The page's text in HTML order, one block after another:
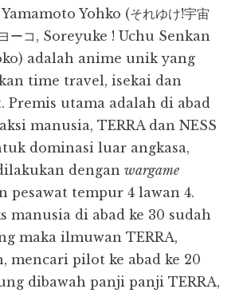
Yohko (それゆけ!宇宙
ヨーコ, Soreyuke ! Uchu Senkan
adalah anime unik yang
time travel, isekai dan
Premis utama adalah di abad
manusia, TERRA dan NESS
dominasi luar angkasa,
dengan wargame
pesawat tempur 4 lawan 4.
manusia di abad ke 30 sudah
maka ilmuwan TERRA,
mencari pilot ke abad ke 20
dibawah panji panji TERRA,